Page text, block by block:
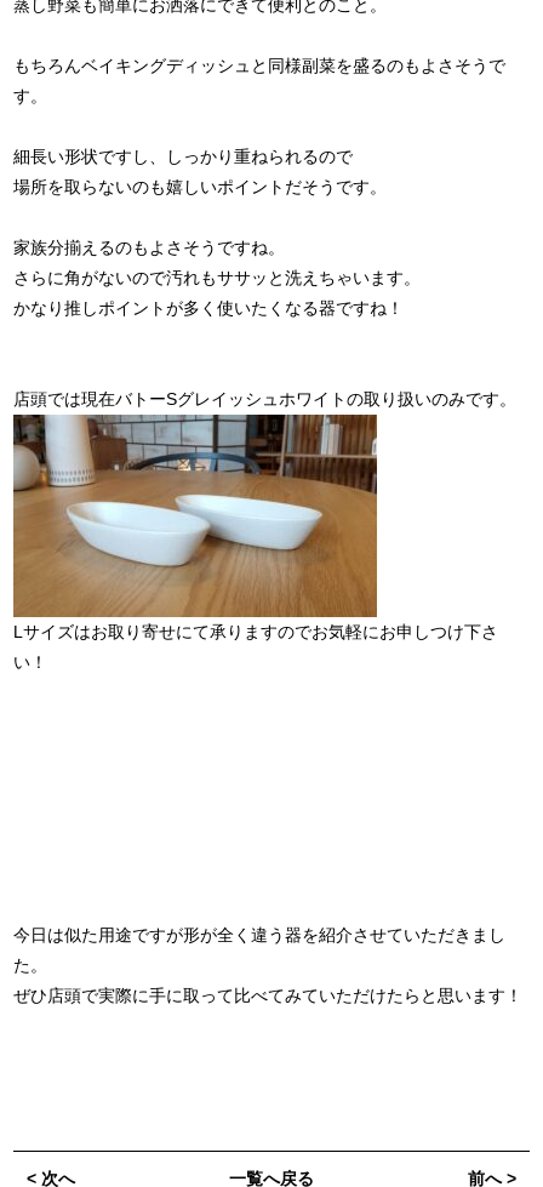
蒸し野菜も簡単にお洒落にできて便利とのこと。
もちろんベイキングディッシュと同様副菜を盛るのもよさそうで
す。
細長い形状ですし、しっかり重ねられるので
場所を取らないのも嬉しいポイントだそうです。
家族分揃えるのもよさそうですね。
さらに角がないので汚れもササッと洗えちゃいます。
かなり推しポイントが多く使いたくなる器ですね！
店頭では現在バトーSグレイッシュホワイトの取り扱いのみです。
Lサイズはお取り寄せにて承りますのでお気軽にお申しつけ下さ
い！
今日は似た用途ですが形が全く違う器を紹介させていただきまし
た。
ぜひ店頭で実際に手に取って比べてみていただけたらと思います！
< 次へ 前へ >
一覧へ戻る